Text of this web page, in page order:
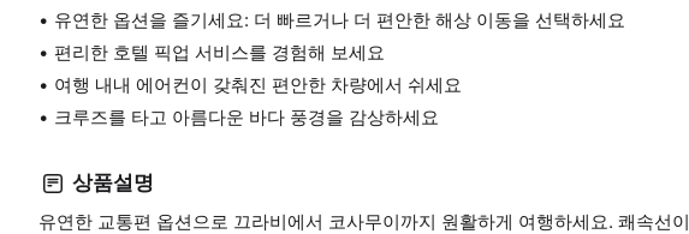
유연한 옵션을 즐기세요: 더 빠르거나 더 편안한 해상 이동을 선택하세요
편리한 호텔 픽업 서비스를 경험해 보세요
여행 내내 에어컨이 갖춰진 편안한 차량에서 쉬세요
크루즈를 타고 아름다운 바다 풍경을 감상하세요
상품설명
유연한 교통편 옵션으로 끄라비에서 코사무이까지 원활하게 여행하세요. 쾌속선